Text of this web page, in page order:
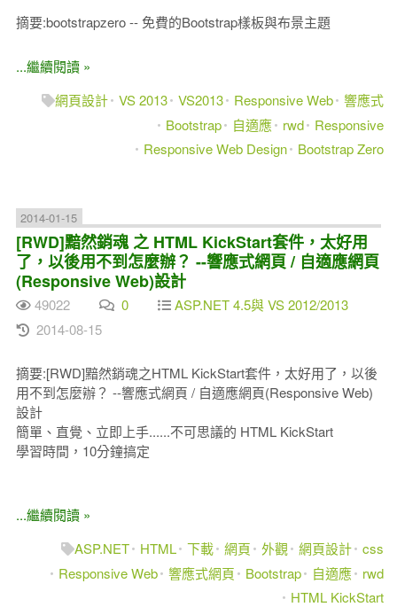
摘要:bootstrapzero -- 免費的Bootstrap樣板與布景主題
...繼續閱讀 »
網頁設計 VS 2013 VS2013 Responsive Web 響應式
Bootstrap
自適應 rwd
Responsive
Responsive Web Design
Bootstrap Zero
2014-01-15
[RWD]黯然銷魂 之 HTML KickStart套件，太好用
了，以後用不到怎麼辦？ --響應式網頁 / 自適應網頁
(Responsive Web)設計
49022 0
ASP.NET 4.5與 VS 2012/2013
2014-08-15
摘要:[RWD]黯然銷魂之HTML KickStart套件，太好用了，以後
用不到怎麼辦？ --響應式網頁 / 自適應網頁(Responsive Web)
設計
簡單、直覺、立即上手......不可思議的 HTML KickStart
學習時間，10分鐘搞定
...繼續閱讀 »
ASP.NET
HTML 下載 網頁 外觀 網頁設計 css
Responsive Web 響應式網頁 Bootstrap 自適應
rwd
HTML KickStart